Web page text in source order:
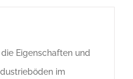
Eigenschaften und
im